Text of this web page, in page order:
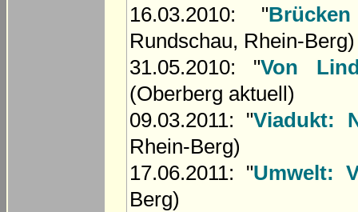
16.03.2010: "
Rundschau, Rhein-Berg)
31.05.2010: "Von
(Oberberg aktuell)
09.03.2011: "Viadukt:
Rhein-Berg)
17.06.2011: "Umwelt:
Berg)